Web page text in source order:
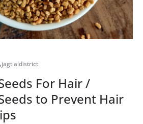
jagtialdistrict
For Hair /
to Prevent Hair